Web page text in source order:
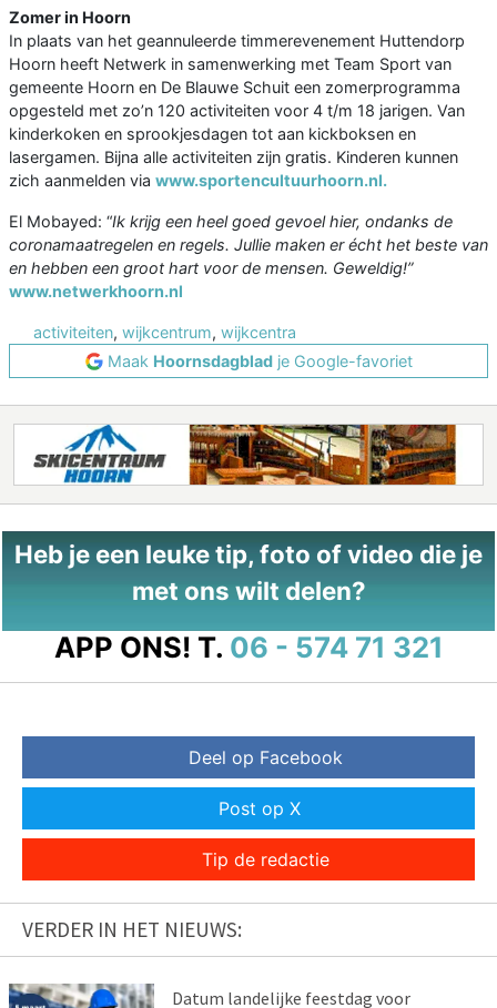
Zomer in Hoorn
In plaats van het geannuleerde timmerevenement Huttendorp
Hoorn heeft Netwerk in samenwerking met Team Sport van
gemeente Hoorn en De Blauwe Schuit een zomerprogramma
opgesteld met zo’n 120 activiteiten voor 4 t/m 18 jarigen. Van
kinderkoken en sprookjesdagen tot aan kickboksen en
lasergamen. Bijna alle activiteiten zijn gratis. Kinderen kunnen
zich aanmelden via www.sportencultuurhoorn.nl.
El Mobayed: “Ik krijg een heel goed gevoel hier, ondanks de
coronamaatregelen en regels. Jullie maken er écht het beste van
en hebben een groot hart voor de mensen. Geweldig!”
www.netwerkhoorn.nl
activiteiten, wijkcentrum, wijkcentra
Maak Hoornsdagbladje Google-favoriet
Heb je een leuke tip, foto of video die je
met ons wilt delen?
APP ONS! T. 06 - 574 71 321
Deel op Facebook
Post op X
Tip de redactie
VERDER IN HET NIEUWS:
Datum landelijke feestdag voor